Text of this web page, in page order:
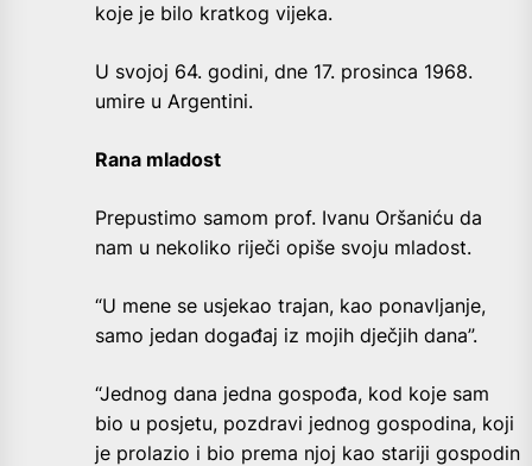
koje je bilo kratkog vijeka.
U svojoj 64. godini, dne 17. prosinca 1968.
umire u Argentini.
Rana mladost
Prepustimo samom prof. Ivanu Oršaniću da
nam u nekoliko riječi opiše svoju mladost.
“U mene se usjekao trajan, kao ponavljanje,
samo jedan događaj iz mojih dječjih dana”.
“Jednog dana jedna gospođa, kod koje sam
bio u posjetu, pozdravi jednog gospodina, koji
je prolazio i bio prema njoj kao stariji gospodin